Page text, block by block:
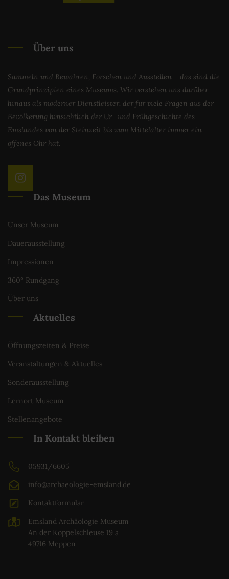
Über uns
Sammeln und Bewahren, Forschen und Ausstellen – das sind die
Grundprinzipien eines Museums. Wir verstehen uns darüber
hinaus als moderner Dienstleister, der für viele Fragen aus der
Bevölkerung hinsichtlich der Ur- und Frühgeschichte des
Emslandes von der Steinzeit bis zum Mittelalter immer ein
offenes Ohr hat.
Das Museum
Unser Museum
Dauerausstellung
Impressionen
360° Rundgang
Über uns
Aktuelles
Öffnungszeiten & Preise
Veranstaltungen & Aktuelles
Sonderausstellung
Lernort Museum
Stellenangebote
In Kontakt bleiben
05931/6605
info@archaeologie-emsland.de
Kontaktformular
Emsland Archäologie Museum
An der Koppelschleuse 19 a
49716 Meppen